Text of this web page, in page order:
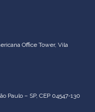
Office Tower, Vila
Paulo – SP, CEP 04547-130